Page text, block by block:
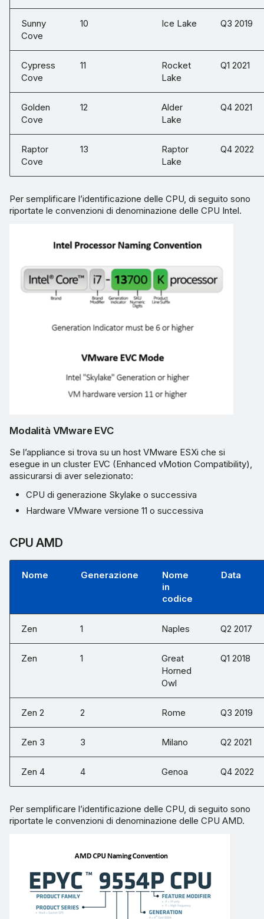
Sunny
Cove
10 Ice Lake Q3 2019
Cypress
Cove
11
Rocket
Lake
Q1 2021
Golden
Cove
12
Alder
Lake
Q4 2021
Raptor
Cove
13
Raptor
Lake
Q4 2022
Per semplificare l’identificazione delle CPU, di seguito sono
riportate le convenzioni di denominazione delle CPU Intel.
Modalità VMware EVC
Se l’appliance si trova su un host VMware ESXi che si
esegue in un cluster EVC (Enhanced vMotion Compatibility),
assicurarsi di aver selezionato:
CPU di generazione Skylake o successiva
Hardware VMware versione 11 o successiva
CPU AMD
Nome Generazione
Nome
in
codice
Data
Zen 1 Naples Q2 2017
Zen 1
Great
Horned
Owl
Q1 2018
Zen 2 2 Rome Q3 2019
Zen 3 3 Milano Q2 2021
Zen 4 4 Genoa Q4 2022
Per semplificare l’identificazione delle CPU, di seguito sono
riportate le convenzioni di denominazione delle CPU AMD.